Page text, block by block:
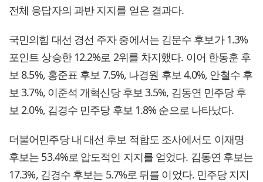
전체 응답자의 과반 지지를 얻은 결과다.
국민의힘 대선 경선 주자 중에서는 김문수 후보가 1.3%
포인트 상승한 12.2%로 2위를 차지했다. 이어 한동훈 후
보 8.5%, 홍준표 후보 7.5%, 나경원 후보 4.0%, 안철수 후
보 3.7%, 이준석 개혁신당 후보 3.5%, 김동연 민주당 후
보 2.0%, 김경수 민주당 후보 1.8% 순으로 나타났다.
더불어민주당 내 대선 후보 적합도 조사에서도 이재명
후보는 53.4%로 압도적인 지지를 얻었다. 김동연 후보는
17.3%, 김경수 후보는 5.7%로 뒤를 이었다. 민주당 지지